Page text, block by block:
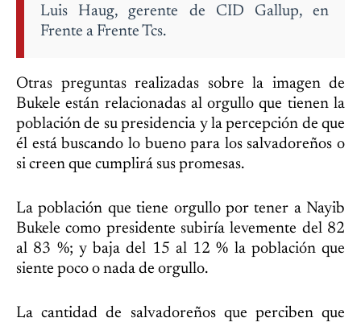
Luis Haug, gerente de CID Gallup, en
Frente a Frente Tcs.
Otras preguntas realizadas sobre la imagen de
Bukele están relacionadas al orgullo que tienen la
población de su presidencia y la percepción de que
él está buscando lo bueno para los salvadoreños o
si creen que cumplirá sus promesas.
La población que tiene orgullo por tener a Nayib
Bukele como presidente subiría levemente del 82
al 83 %; y baja del 15 al 12 % la población que
siente poco o nada de orgullo.
La cantidad de salvadoreños que perciben que